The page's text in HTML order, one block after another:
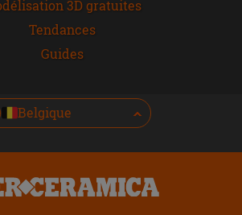
3D gratuites
Tendances
Guides
Belgique